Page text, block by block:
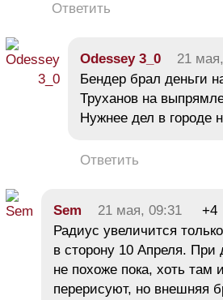
Ответить
Odessey 3_0 21
Бендер брал деньги
Труханов на
Нужнее дел в городе
Ответить
Sem 21 мая, 09:31
+4
Радиус увеличится
в сторону 10 Апреля. При
не похоже пока, хоть там
перерисуют, но внешняя